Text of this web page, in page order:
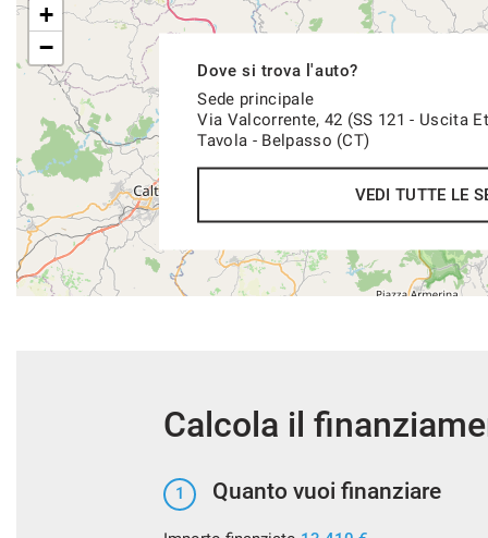
Dove si trova l'auto?
Sede principale
Via Valcorrente, 42 (SS 121 - Uscita
Tavola - Belpasso (CT)
VEDI TUTTE LE
+
−
Calcola il
1 Quanto vuoi finanziare